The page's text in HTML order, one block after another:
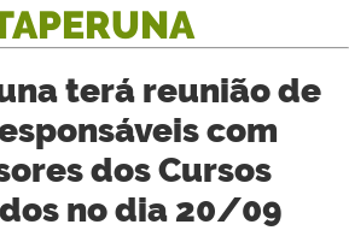
terá reunião de
com
dos Cursos
no dia 20/09